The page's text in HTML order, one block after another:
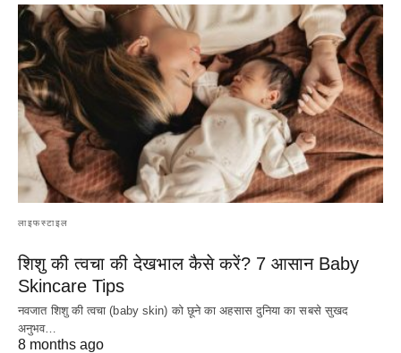
लाइफस्टाइल
शिशु की त्वचा की देखभाल कैसे करें? 7 आसान Baby
Skincare Tips
नवजात शिशु की त्वचा (baby skin) को छूने का अहसास दुनिया का सबसे सुखद
अनुभव…
8 months ago